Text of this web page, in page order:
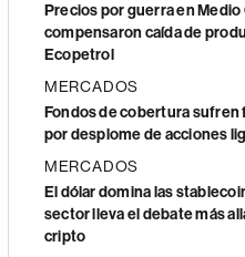
Precios por guerra en
compensaron caída de
Ecopetrol
MERCADOS
Fondos de cobertura
por desplome de acciones
MERCADOS
El dólar domina las
sector lleva el debate más
cripto